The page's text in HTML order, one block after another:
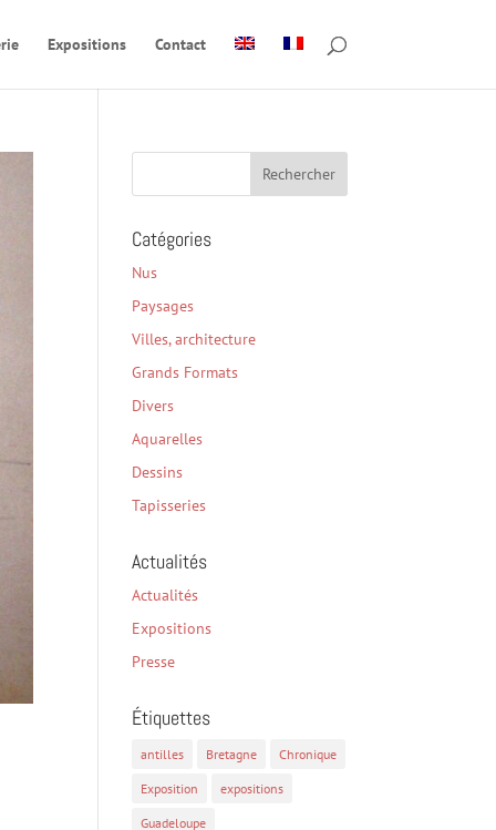
Expositions Contact
Catégories
Nus
Paysages
Villes, architecture
Grands Formats
Divers
Aquarelles
Dessins
Tapisseries
Actualités
Actualités
Expositions
Presse
Étiquettes
antilles Bretagne Chronique
Exposition expositions
Guadeloupe